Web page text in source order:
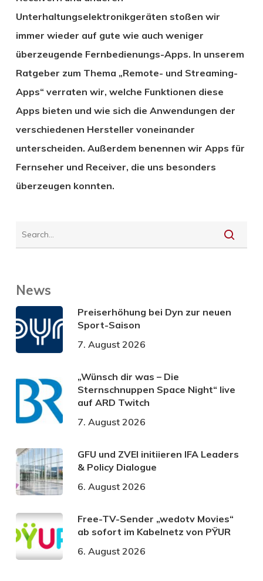
Unterhaltungselektronikgeräten stoßen wir
immer wieder auf gute wie auch weniger
überzeugende Fernbedienungs-Apps. In unserem
Ratgeber zum Thema „Remote- und Streaming-
Apps“ verraten wir, welche Funktionen diese
Apps bieten und wie sich die Anwendungen der
verschiedenen Hersteller voneinander
unterscheiden. Außerdem benennen wir Apps für
Fernseher und Receiver, die uns besonders
überzeugen konnten.
News
Preiserhöhung bei Dyn zur neuen
Sport-Saison
7. August 2026
„Wünsch dir was – Die
Sternschnuppen Space Night“ live
auf ARD Twitch
7. August 2026
GFU und ZVEI initiieren IFA Leaders
& Policy Dialogue
6. August 2026
Free-TV-Sender „wedotv Movies“
ab sofort im Kabelnetz von PŸUR
6. August 2026